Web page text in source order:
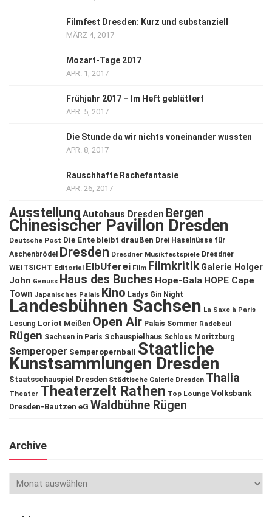
Filmfest Dresden: Kurz und substanziell
MÄRZ 4, 2017
Mozart-Tage 2017
APR. 1, 2017
Frühjahr 2017 – Im Heft geblättert
APR. 5, 2017
Die Stunde da wir nichts voneinander wussten
APR. 8, 2017
Rauschhafte Rachefantasie
APR. 26, 2017
Ausstellung Autohaus Dresden Bergen
Chinesischer Pavillon Dresden
Deutsche Post Die Ente bleibt draußen Drei Haselnüsse für
Aschenbrödel
Dresden Dresdner Musikfestspiele Dresdner
WEITSICHT Editorial ElbUferei Film Filmkritik Galerie Holger
John Genuss Haus des Buches Hope-Gala HOPE Cape
Town Japanisches Palais Kino Ladys Gin Night
Landesbühnen Sachsen La Saxe à Paris
Lesung Loriot Meißen Open Air Palais Sommer Radebeul
Rügen Sachsen in Paris Schauspielhaus Schloss Moritzburg
Semperoper Semperopernball Staatliche
Kunstsammlungen Dresden
Staatsschauspiel Dresden Städtische Galerie Dresden Thalia
Theater Theaterzelt Rathen Top Lounge Volksbank
Dresden-Bautzen eG Waldbühne Rügen
Archive